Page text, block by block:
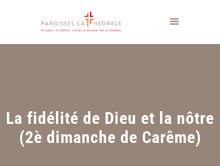
La fidélité de Dieu et la nôtre
(2è dimanche de Carême)